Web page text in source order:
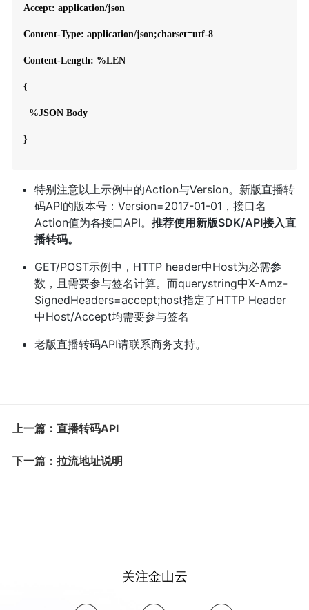
Accept: application/json
Content-Type: application/json;charset=utf-8
Content-Length: %LEN
{
  %JSON Body
}
特别注意以上示例中的Action与Version。新版直播转
码API的版本号：Version=2017-01-01，接口名
Action值为各接口API。 推荐使用新版SDK/API接入直
播转码。
GET/POST示例中，HTTP header中Host为必需参
数，且需要参与签名计算。而querystring中X-Amz-
SignedHeaders=accept;host指定了HTTP Header
中Host/Accept均需要参与签名
老版直播转码API请联系商务支持。
上一篇：直播转码API
下一篇：拉流地址说明
关注金山云